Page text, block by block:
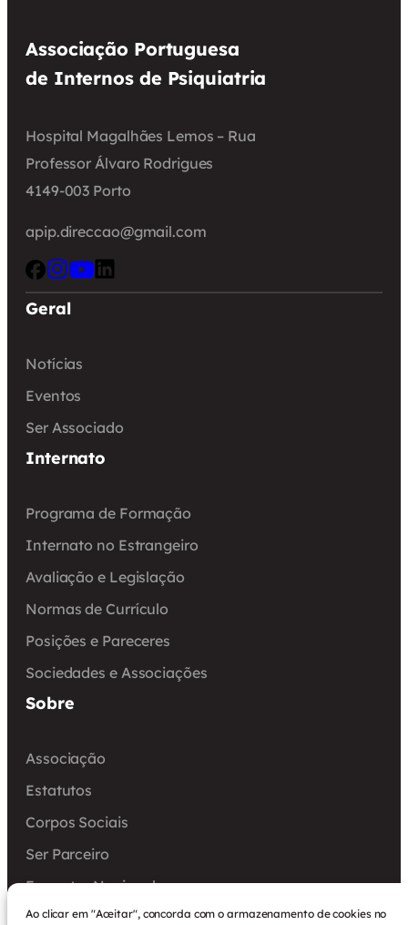
Ao clicar em "Aceitar", concorda com o armazenamento de cookies no
Associação Portuguesa
de Internos de Psiquiatria
Hospital Magalhães Lemos – Rua
Professor Álvaro Rodrigues
4149-003 Porto
apip.direccao@gmail.com
Geral
Notícias
Eventos
Ser Associado
Internato
Programa de Formação
Internato no Estrangeiro
Avaliação e Legislação
Normas de Currículo
Posições e Pareceres
Sociedades e Associações
Sobre
Associação
Estatutos
Corpos Sociais
Ser Parceiro
Encontro Nacional
Arquivo